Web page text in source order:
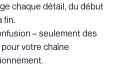
chaque détail, du début
fin.
– seulement des
votre chaîne